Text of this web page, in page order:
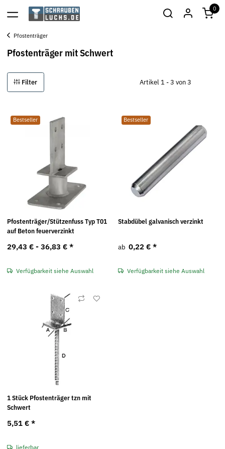
0
Pfostenträger
Pfostenträger mit Schwert
Filter Artikel 1 - 3 von 3
Bestseller
Pfostenträger/Stützenfuss Typ T01
auf Beton feuerverzinkt
29,43 € - 36,83 € *
Verfügbarkeit siehe Auswahl
Bestseller
Stabdübel galvanisch verzinkt
ab 0,22 € *
Verfügbarkeit siehe Auswahl
1 Stück Pfostenträger tzn mit
Schwert
5,51 € *
lieferbar